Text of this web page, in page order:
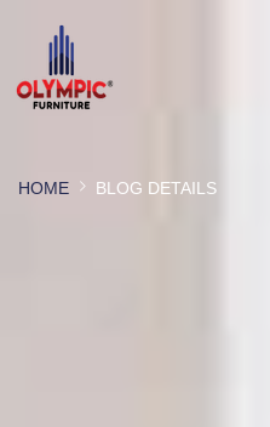
HOME BLOG DETAILS